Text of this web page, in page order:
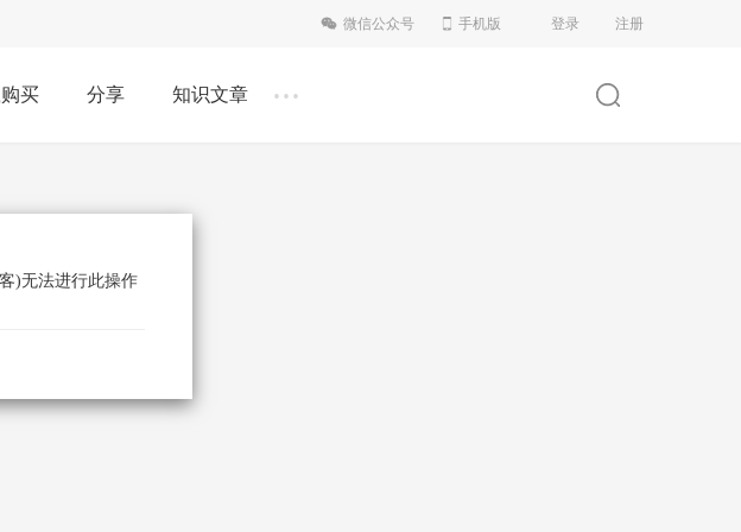
登录 注册
微信公众号 手机版
买 分享 知识文章 ...
)无法进行此操作